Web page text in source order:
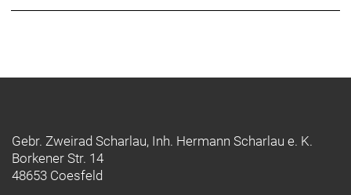
Gebr. Zweirad Scharlau, Inh. Hermann Scharlau e. K.
Borkener Str. 14
48653 Coesfeld